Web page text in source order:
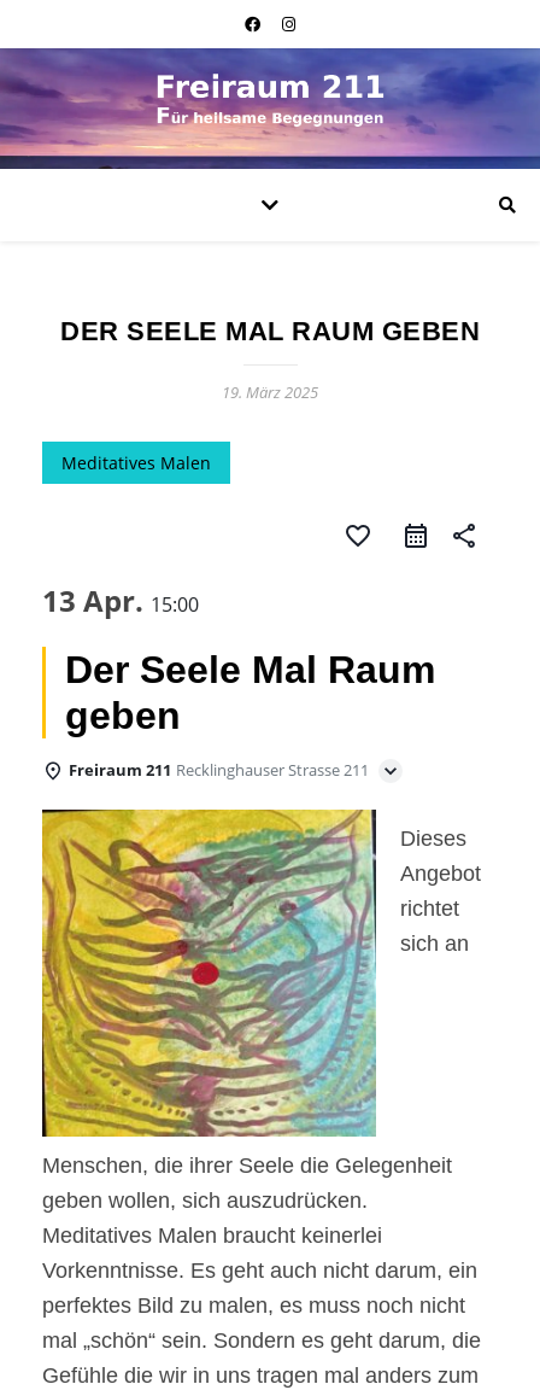
DER SEELE MAL RAUM GEBEN
19. März 2025
Meditatives Malen
favorite_border share
13 Apr. 15:00
Der Seele Mal Raum
geben
Freiraum 211 Recklinghauser Strasse 211
Dieses
Angebot
richtet
sich an
Menschen, die ihrer Seele die Gelegenheit
geben wollen, sich auszudrücken.
Meditatives Malen braucht keinerlei
Vorkenntnisse. Es geht auch nicht darum, ein
perfektes Bild zu malen, es muss noch nicht
mal „schön“ sein. Sondern es geht darum, die
Gefühle die wir in uns tragen mal anders zum